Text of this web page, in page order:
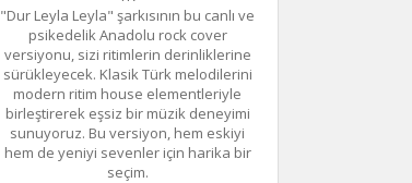
"Dur Leyla Leyla" şarkısının bu canlı ve
psikedelik Anadolu rock cover
versiyonu, sizi ritimlerin derinliklerine
sürükleyecek. Klasik Türk melodilerini
modern ritim house elementleriyle
birleştirerek eşsiz bir müzik deneyimi
sunuyoruz. Bu versiyon, hem eskiyi
hem de yeniyi sevenler için harika bir
seçim.